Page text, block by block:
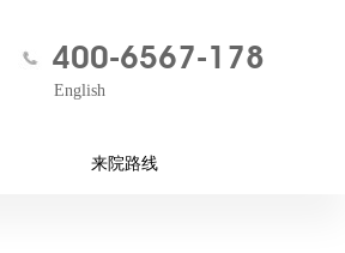
400-6567-178
English
来院路线